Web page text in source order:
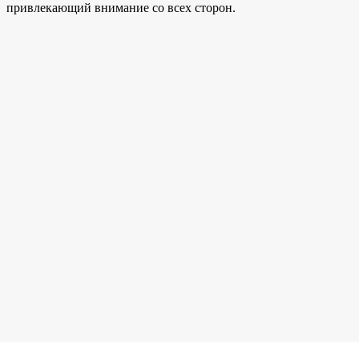
привлекающий внимание со всех сторон.